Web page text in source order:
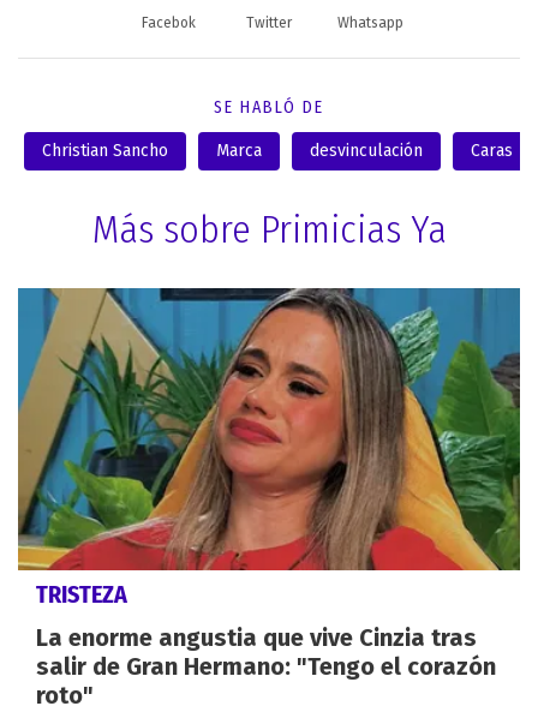
Facebok Twitter Whatsapp
SE HABLÓ DE
Christian Sancho Marca desvinculación Caras
Más sobre Primicias Ya
TRISTEZA
La enorme angustia que vive Cinzia tras
salir de Gran Hermano: "Tengo el corazón
roto"